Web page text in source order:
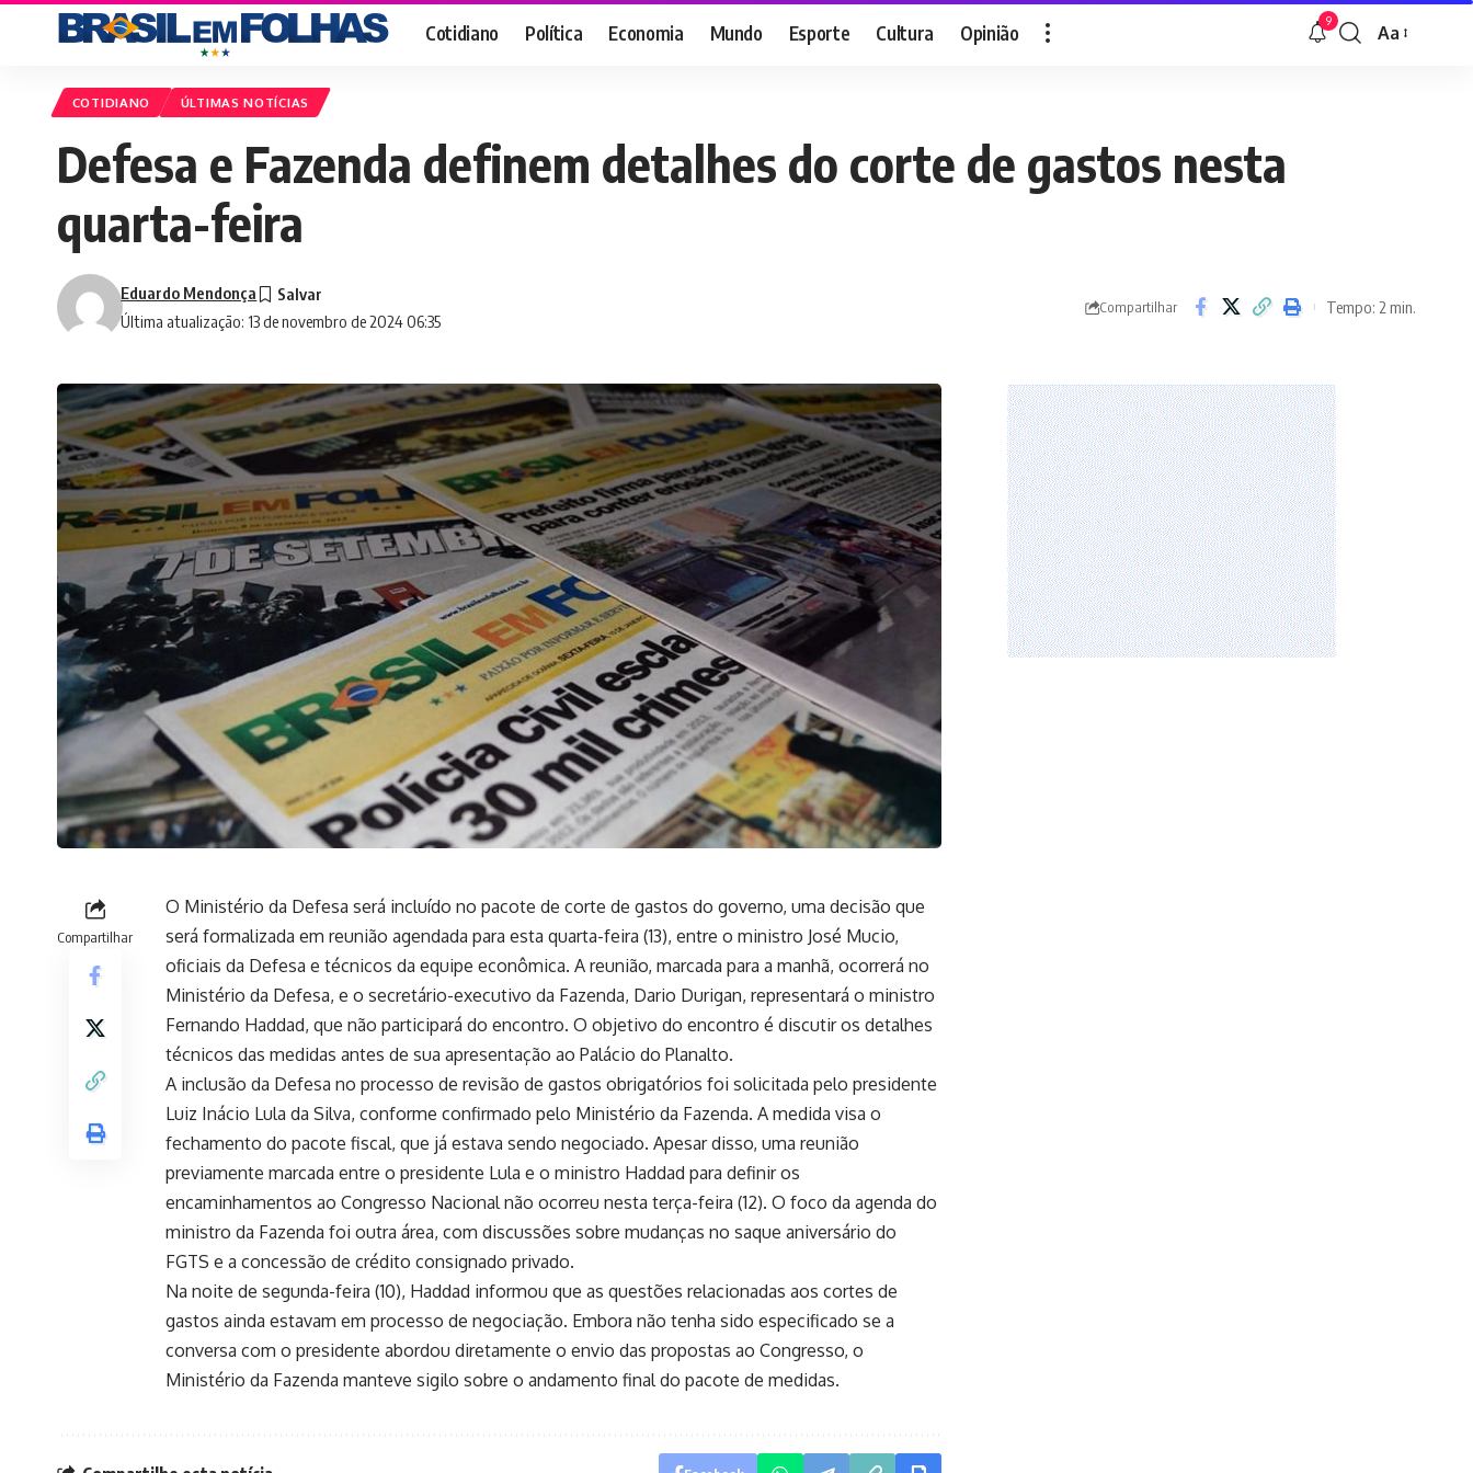
Cotidiano Política Economia Mundo Esporte Cultura Opinião 9
Font
Aa
COTIDIANO ÚLTIMAS NOTÍCIAS
Defesa e Fazenda definem detalhes do corte de gastos nesta
quarta-feira
Última atualização: 13 de novembro de 2024 06:35
Eduardo Mendonça
Compartilhar Tempo: 2 min.
Compartilhar
O Ministério da Defesa será incluído no pacote de corte de gastos do governo, uma decisão que
será formalizada em reunião agendada para esta quarta-feira (13), entre o ministro José Mucio,
oficiais da Defesa e técnicos da equipe econômica. A reunião, marcada para a manhã, ocorrerá no
Ministério da Defesa, e o secretário-executivo da Fazenda, Dario Durigan, representará o ministro
Fernando Haddad, que não participará do encontro. O objetivo do encontro é discutir os detalhes
técnicos das medidas antes de sua apresentação ao Palácio do Planalto.
A inclusão da Defesa no processo de revisão de gastos obrigatórios foi solicitada pelo presidente
Luiz Inácio Lula da Silva, conforme confirmado pelo Ministério da Fazenda. A medida visa o
fechamento do pacote fiscal, que já estava sendo negociado. Apesar disso, uma reunião
previamente marcada entre o presidente Lula e o ministro Haddad para definir os
encaminhamentos ao Congresso Nacional não ocorreu nesta terça-feira (12). O foco da agenda do
ministro da Fazenda foi outra área, com discussões sobre mudanças no saque aniversário do
FGTS e a concessão de crédito consignado privado.
Na noite de segunda-feira (10), Haddad informou que as questões relacionadas aos cortes de
gastos ainda estavam em processo de negociação. Embora não tenha sido especificado se a
conversa com o presidente abordou diretamente o envio das propostas ao Congresso, o
Ministério da Fazenda manteve sigilo sobre o andamento final do pacote de medidas.